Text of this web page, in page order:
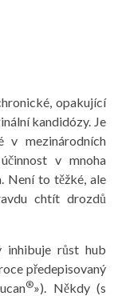
opakující
kandidózy. Je
v mezinárodních
v mnoha
Není to těžké, ale
chtít drozdů
inhibuje růst hub
předepisovaný
®»). Někdy (s